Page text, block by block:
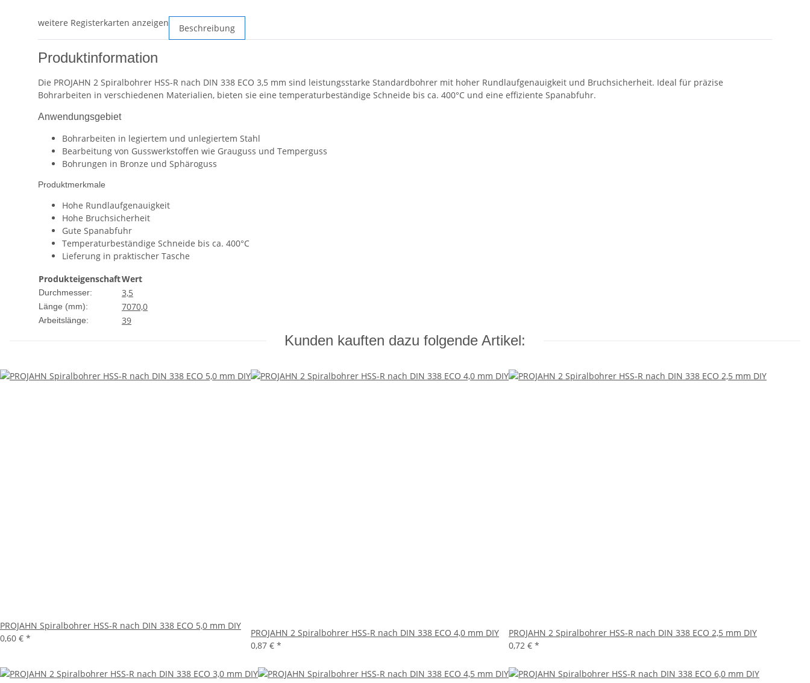
weitere Registerkarten anzeigen Beschreibung
Produktinformation
Die PROJAHN 2 Spiralbohrer HSS-R nach DIN 338 ECO 3,5 mm sind leistungsstarke Standardbohrer mit hoher Rundlaufgenauigkeit und Bruchsicherheit. Ideal für präzise
Bohrarbeiten in verschiedenen Materialien, bieten sie eine temperaturbeständige Schneide bis ca. 400°C und eine effiziente Spanabfuhr.
Anwendungsgebiet
Bohrarbeiten in legiertem und unlegiertem Stahl
Bearbeitung von Gusswerkstoffen wie Grauguss und Temperguss
Bohrungen in Bronze und Sphäroguss
Produktmerkmale
Hohe Rundlaufgenauigkeit
Hohe Bruchsicherheit
Gute Spanabfuhr
Temperaturbeständige Schneide bis ca. 400°C
Lieferung in praktischer Tasche
ProdukteigenschaftWert
Durchmesser: 3,5
Länge (mm): 7070,0
Arbeitslänge: 39
Kunden kauften dazu folgende Artikel:
PROJAHN Spiralbohrer HSS-R nach DIN 338 ECO 5,0 mm DIY
0,60 € *
PROJAHN 2 Spiralbohrer HSS-R nach DIN 338 ECO 4,0 mm DIY
0,87 € *
PROJAHN 2 Spiralbohrer HSS-R nach DIN 338 ECO 2,5 mm DIY
0,72 € *